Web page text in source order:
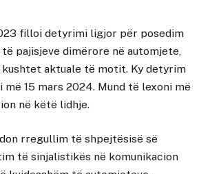
filloi detyrimi ligjor për posedim
pajisjeve dimërore në automjete,
kushtet aktuale të motit. Ky detyrim
më 15 mars 2024. Mund të lexoni më
në këtë lidhje.
rregullim të shpejtësisë së
të sinjalistikës në komunikacion